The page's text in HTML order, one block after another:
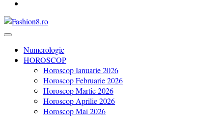
Fashion8.ro ❤️
Revista Fashion8.ro locul unde gasesti ce e nou: horoscop,
Numerologie
HOROSCOP
Horoscop Ianuarie 2026
Horoscop Februarie 2026
Horoscop Martie 2026
Horoscop Aprilie 2026
Horoscop Mai 2026